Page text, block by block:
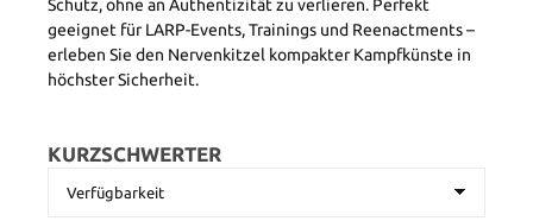
Schutz, ohne an Authentizität zu verlieren. Perfekt
geeignet für LARP-Events, Trainings und Reenactments –
erleben Sie den Nervenkitzel kompakter Kampfkünste in
höchster Sicherheit.
KURZSCHWERTER